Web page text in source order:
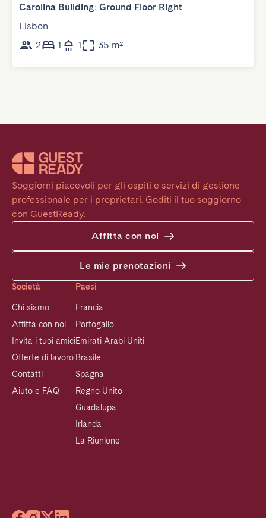
Carolina Building: Ground Floor Right
Lisbon
2
1 1 35 m²
Soggiorni piacevoli per gli ospiti e servizi di gestione
professionale per i proprietari. Goditi il tuo soggiorno
con GuestReady.
Affitta con noi
Le mie prenotazioni
Società
Chi siamo
Affitta con noi
Invita i tuoi amici
Offerte di lavoro
Contatti
Aiuto e FAQ
Paesi
Francia
Portogallo
Emirati Arabi Uniti
Brasile
Spagna
Regno Unito
Guadalupa
Irlanda
La Riunione